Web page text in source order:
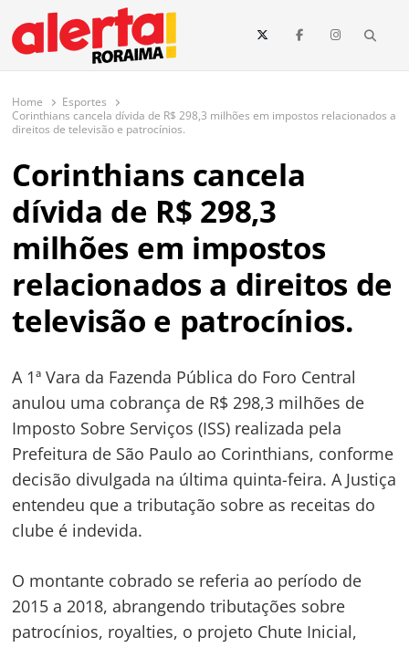
conteúdo
O maior portal de notícias de Roraima
O Alerta Roraima é seu portal de notícias completo sobre política,
e todo o estado de Roraima. Fique sempre informado com
atualizações em tempo real!
Home
Esportes
Corinthians cancela dívida de R$ 298,3 milhões em impostos relacionados a
direitos de televisão e patrocínios.
Corinthians cancela
dívida de R$ 298,3
milhões em impostos
relacionados a direitos de
televisão e patrocínios.
A 1ª Vara da Fazenda Pública do Foro Central
anulou uma cobrança de R$ 298,3 milhões de
Imposto Sobre Serviços (ISS) realizada pela
Prefeitura de São Paulo ao Corinthians, conforme
decisão divulgada na última quinta-feira. A Justiça
entendeu que a tributação sobre as receitas do
clube é indevida.
O montante cobrado se referia ao período de
2015 a 2018, abrangendo tributações sobre
patrocínios, royalties, o projeto Chute Inicial,